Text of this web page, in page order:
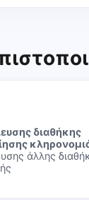
διαθήκης
άλλης